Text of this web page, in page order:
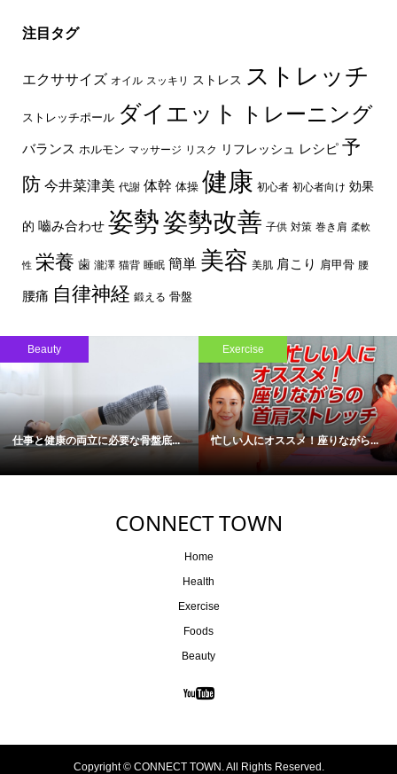
注目タグ
エクササイズ オイル スッキリ ストレス ストレッチ
ストレッチポール ダイエット トレーニング
バランス ホルモン マッサージ リスク リフレッシュ レシピ 予
防 今井菜津美 代謝 体幹 体操 健康 初心者 初心者向け 効果
的 嚙み合わせ 姿勢姿勢改善 子供 対策 巻き肩 柔軟
性 栄養 歯 瀧澤 猫背 睡眠 簡単 美容 美肌 肩こり 肩甲骨 腰
腰痛 自律神経 鍛える 骨盤
Beauty
仕事と健康の両立に必要な骨盤底...
Exercise
忙しい人にオススメ！座りながら...
CONNECT TOWN
Home
Health
Exercise
Foods
Beauty
Copyright ©CONNECT TOWN. All Rights Reserved.